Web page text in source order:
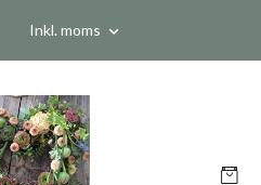
Inkl. moms